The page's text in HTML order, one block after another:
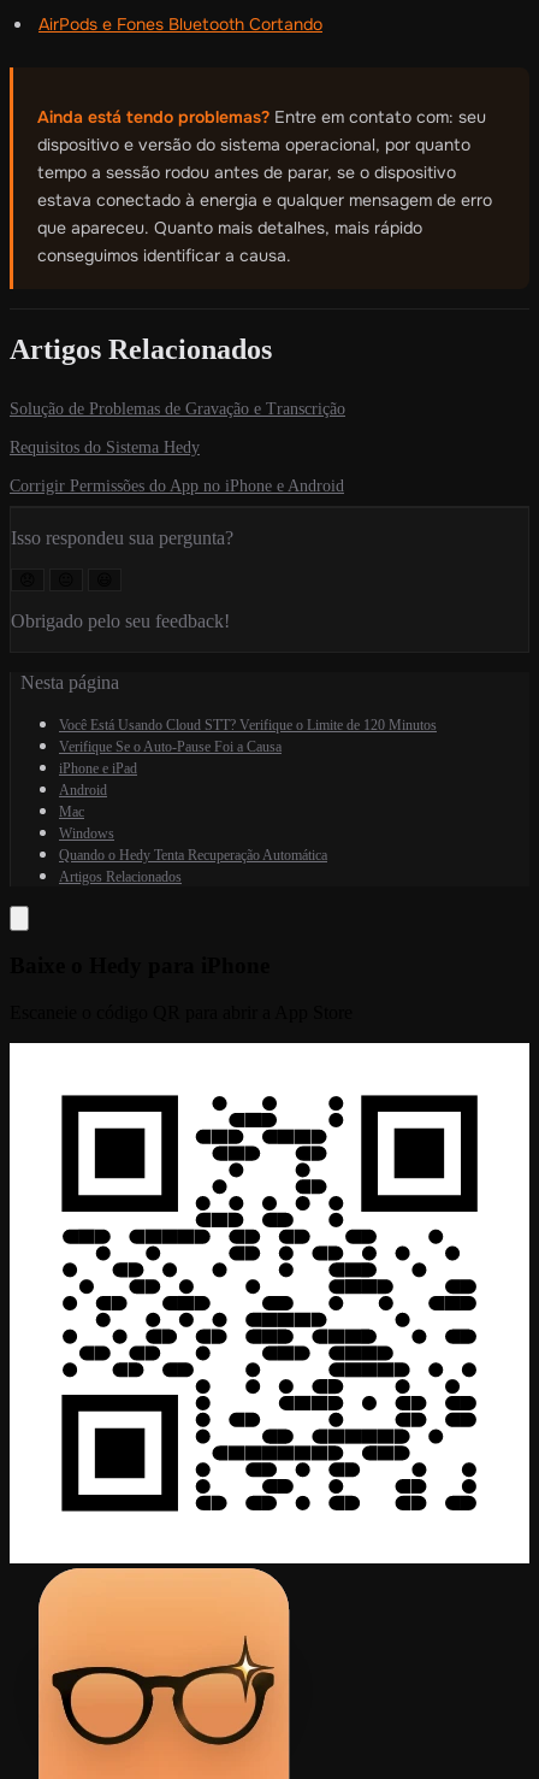
AirPods e Fones Bluetooth Cortando
Ainda está tendo problemas? Entre em contato com: seu
dispositivo e versão do sistema operacional, por quanto
tempo a sessão rodou antes de parar, se o dispositivo
estava conectado à energia e qualquer mensagem de erro
que apareceu. Quanto mais detalhes, mais rápido
conseguimos identificar a causa.
Artigos Relacionados
Solução de Problemas de Gravação e Transcrição
Requisitos do Sistema Hedy
Corrigir Permissões do App no iPhone e Android
Isso respondeu sua pergunta?
Obrigado pelo seu feedback!
Nesta página
Você Está Usando Cloud STT? Verifique o Limite de 120 Minutos
Verifique Se o Auto-Pause Foi a Causa
iPhone e iPad
Android
Mac
Windows
Quando o Hedy Tenta Recuperação Automática
Artigos Relacionados